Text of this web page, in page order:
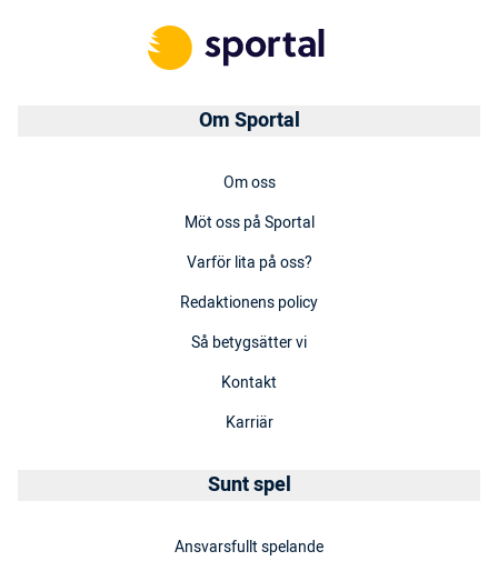
Om Sportal
Om oss
Möt oss på Sportal
Varför lita på oss?
Redaktionens policy
Så betygsätter vi
Kontakt
Karriär
Sunt spel
Ansvarsfullt spelande